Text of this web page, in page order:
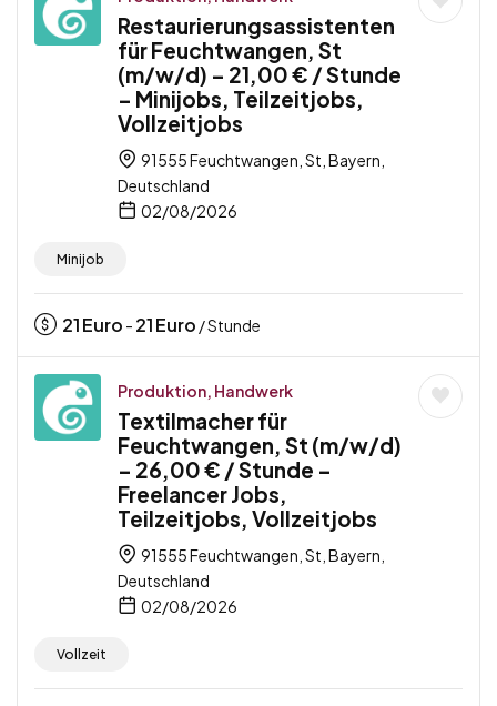
Restaurierungsassistenten
für Feuchtwangen, St
(m/w/d) – 21,00 € / Stunde
– Minijobs, Teilzeitjobs,
Vollzeitjobs
91555 Feuchtwangen, St, Bayern,
Deutschland
02/08/2026
Minijob
21Euro - 21Euro / Stunde
Produktion, Handwerk
Textilmacher für
Feuchtwangen, St (m/w/d)
– 26,00 € / Stunde –
Freelancer Jobs,
Teilzeitjobs, Vollzeitjobs
91555 Feuchtwangen, St, Bayern,
Deutschland
02/08/2026
Vollzeit